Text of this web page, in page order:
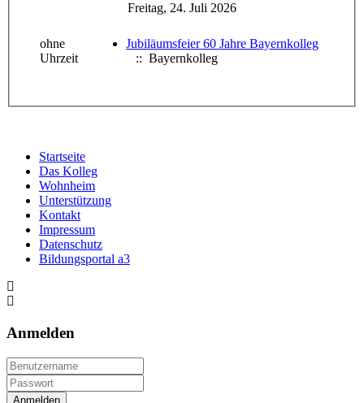
Freitag, 24. Juli 2026
ohne
Uhrzeit
Jubiläumsfeier 60 Jahre Bayernkolleg
:: Bayernkolleg
Startseite
Das Kolleg
Wohnheim
Unterstützung
Kontakt
Impressum
Datenschutz
Bildungsportal a3
Anmelden
Anmelden